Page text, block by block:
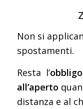
Non si
spostamenti.
Resta l’
all’aperto
distanza e al